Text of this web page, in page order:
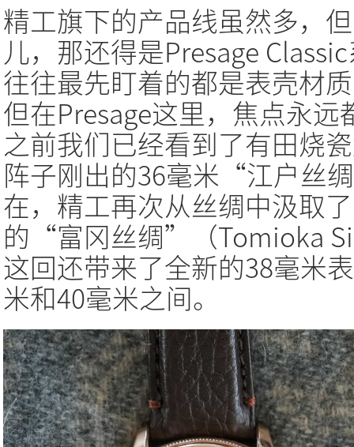
精工旗下的产品线虽然多，
儿，那还得是Presage
往往最先盯着的都是表壳材
但在Presage这里，焦点永
之前我们已经看到了有田烧
阵子刚出的36毫米“江户丝
在，精工再次从丝绸中汲取
的“富冈丝绸”（Tomioka
这回还带来了全新的38毫米
米和40毫米之间。